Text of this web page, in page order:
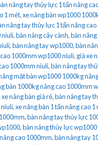
nâng tay thủy lực 1 tấn nâng
1 mét,xe nâng bàn wp1000
nâng tay thủy lực 1 tấn nâng
niuli,bàn nâng cây cành,bàn
,bàn nâng tay wp1000,bàn
1000mm wp1000 niuli, giá xe
1000mm niuli,bàn nâng tay
mặt bàn wp1000 1000kg
bàn 1000kg nâng cao 1000mm
xe nâng bàn giá rẻ,bàn nâng tay
niuli,xe nâng bàn 1 tấn nâng cao
,bàn nâng tay thủy lực
,bàn nâng thủy lực
cao 1000mm,bàn nâng tay